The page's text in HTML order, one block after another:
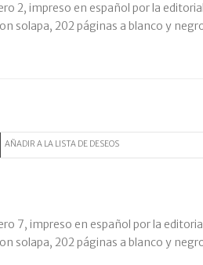
2, impreso en español por la
solapa, 202 páginas a blanco y
AÑADIR A LA LISTA DE DESEOS
7, impreso en español por la
solapa, 202 páginas a blanco y